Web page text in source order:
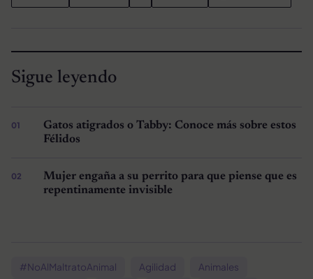
Sigue leyendo
Gatos atigrados o Tabby: Conoce más sobre estos
Félidos
Mujer engaña a su perrito para que piense que es
repentinamente invisible
#NoAlMaltratoAnimal Agilidad
Animales